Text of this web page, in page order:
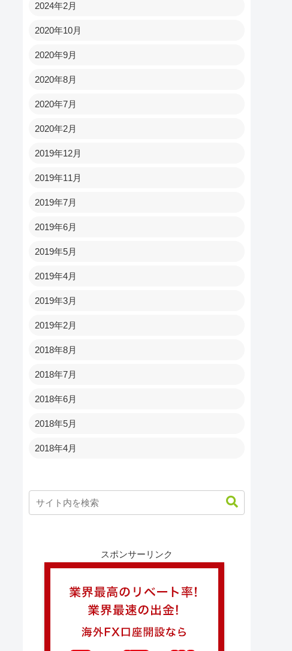
2024年2月
2020年10月
2020年9月
2020年8月
2020年7月
2020年2月
2019年12月
2019年11月
2019年7月
2019年6月
2019年5月
2019年4月
2019年3月
2019年2月
2018年8月
2018年7月
2018年6月
2018年5月
2018年4月
スポンサーリンク